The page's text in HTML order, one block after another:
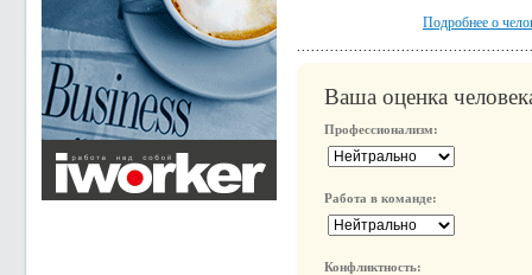
Подробнее о
Ваша оценка
Профессионализм:
Работа в команде:
Конфликтность: